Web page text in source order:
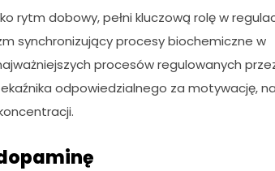
rytm dobowy, pełni kluczową rolę w
synchronizujący procesy biochemiczne w
procesów regulowanych
odpowiedzialnego za motywację,